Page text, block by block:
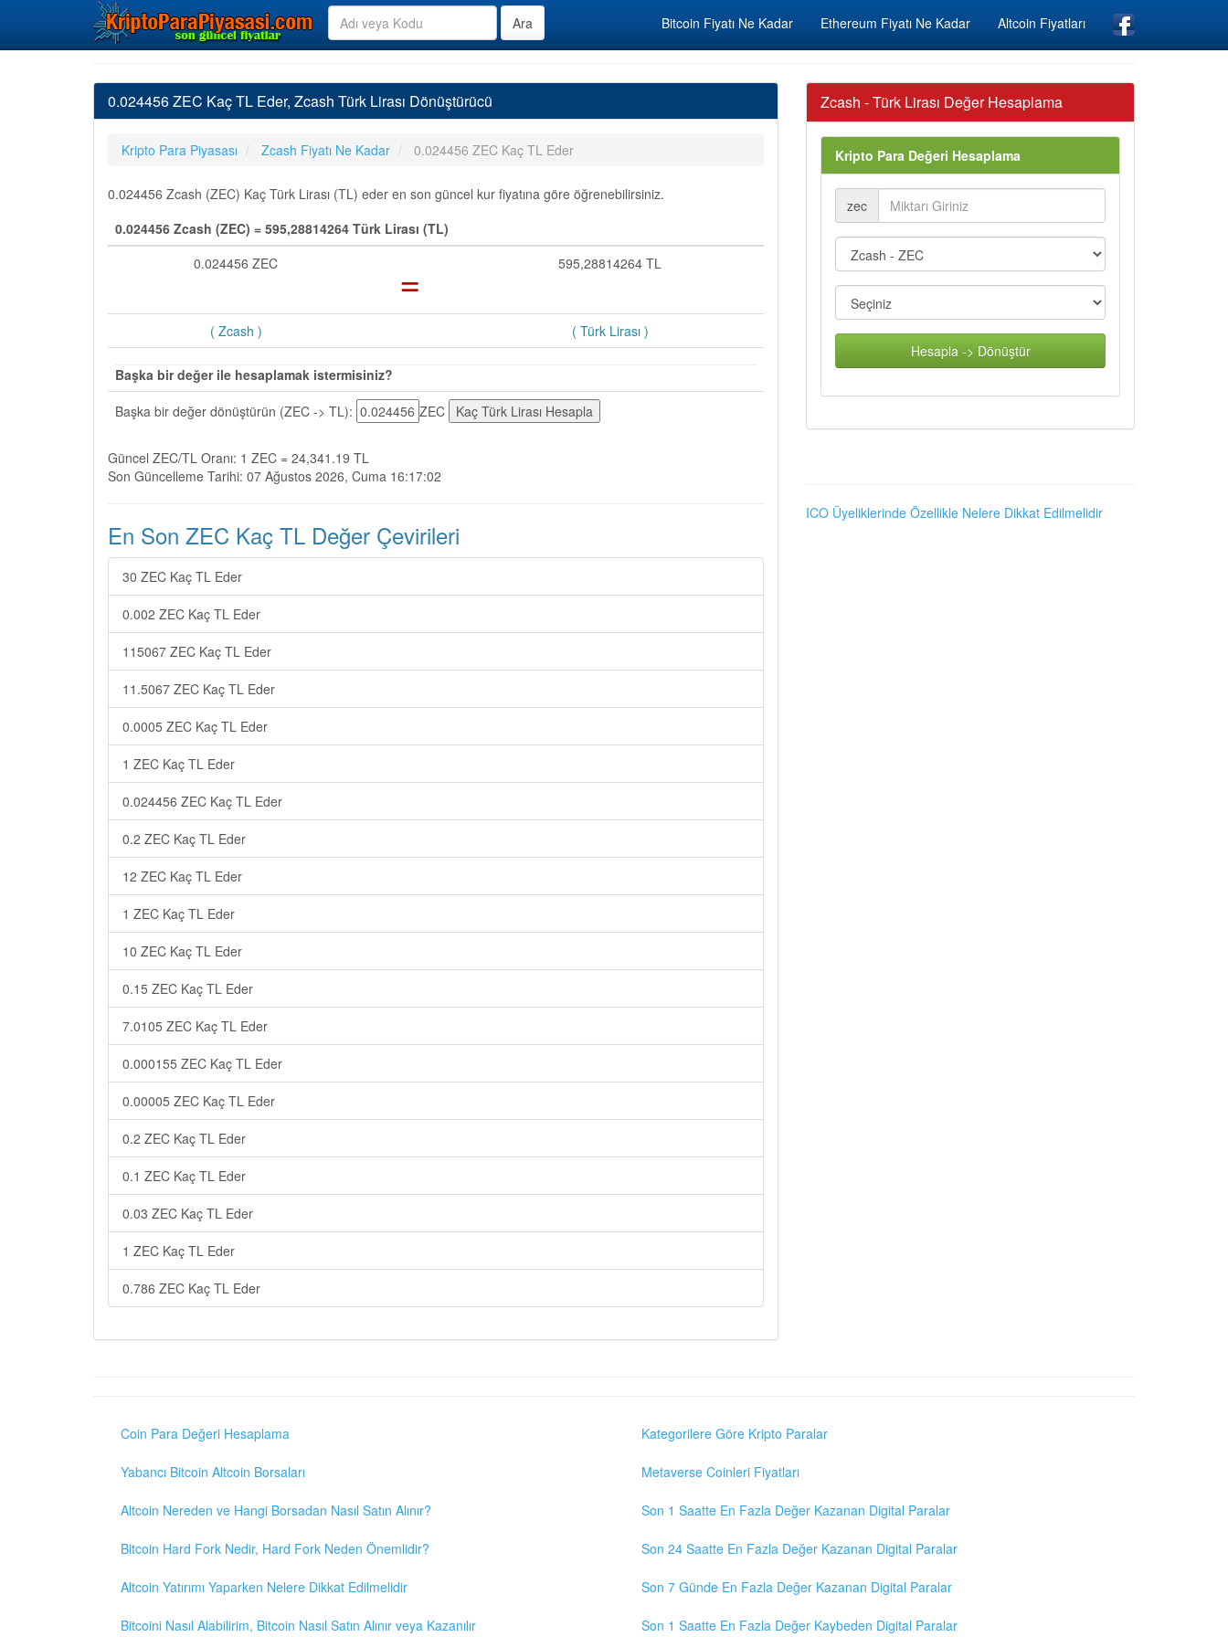
Bitcoin Fiyatı Ne Kadar Ethereum Fiyatı Ne Kadar Altcoin Fiyatları
0.024456 ZEC Kaç TL Eder, Zcash Türk Lirası Dönüştürücü
Kripto Para Piyasası Zcash Fiyatı Ne Kadar 0.024456 ZEC Kaç TL Eder
0.024456 Zcash (ZEC) Kaç Türk Lirası (TL) eder en son güncel kur fiyatına göre öğrenebilirsiniz.
0.024456 Zcash (ZEC) = 595,28814264 Türk Lirası (TL)
0.024456 ZEC
= 595,28814264 TL
( Zcash ) ( Türk Lirası )
Başka bir değer ile hesaplamak istermisiniz?
Başka bir değer dönüştürün (ZEC -> TL):
ZEC
Güncel ZEC/TL Oranı: 1 ZEC = 24,341.19 TL
Son Güncelleme Tarihi: 07 Ağustos 2026, Cuma 16:17:02
En Son ZEC Kaç TL Değer Çevirileri
30 ZEC Kaç TL Eder
0.002 ZEC Kaç TL Eder
115067 ZEC Kaç TL Eder
11.5067 ZEC Kaç TL Eder
0.0005 ZEC Kaç TL Eder
1 ZEC Kaç TL Eder
0.024456 ZEC Kaç TL Eder
0.2 ZEC Kaç TL Eder
12 ZEC Kaç TL Eder
1 ZEC Kaç TL Eder
10 ZEC Kaç TL Eder
0.15 ZEC Kaç TL Eder
7.0105 ZEC Kaç TL Eder
0.000155 ZEC Kaç TL Eder
0.00005 ZEC Kaç TL Eder
0.2 ZEC Kaç TL Eder
0.1 ZEC Kaç TL Eder
0.03 ZEC Kaç TL Eder
1 ZEC Kaç TL Eder
0.786 ZEC Kaç TL Eder
Zcash - Türk Lirası Değer Hesaplama
Kripto Para Değeri Hesaplama
zec
Hesapla -> Dönüştür
ICO Üyeliklerinde Özellikle Nelere Dikkat Edilmelidir
Coin Para Değeri Hesaplama
Yabancı Bitcoin Altcoin Borsaları
Altcoin Nereden ve Hangi Borsadan Nasıl Satın Alınır?
Bitcoin Hard Fork Nedir, Hard Fork Neden Önemlidir?
Altcoin Yatırımı Yaparken Nelere Dikkat Edilmelidir
Bitcoini Nasıl Alabilirim, Bitcoin Nasıl Satın Alınır veya Kazanılır
Kategorilere Göre Kripto Paralar
Metaverse Coinleri Fiyatları
Son 1 Saatte En Fazla Değer Kazanan Digital Paralar
Son 24 Saatte En Fazla Değer Kazanan Digital Paralar
Son 7 Günde En Fazla Değer Kazanan Digital Paralar
Son 1 Saatte En Fazla Değer Kaybeden Digital Paralar